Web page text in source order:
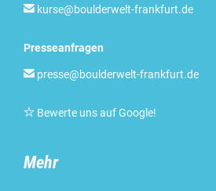
 kurse@boulderwelt-frankfurt.de
Presseanfragen
 presse@boulderwelt-frankfurt.de
 Bewerte uns auf Google!
Mehr